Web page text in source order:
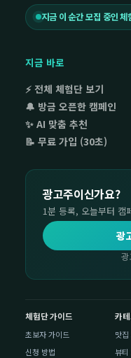
지금 이 순간 모집 중인 체
지금 바로
⚡ 전체 체험단 보기
🔔 방금 오픈한 캠페인
✨ AI 맞춤 추천
📝 무료 가입 (30초)
광고주이신가요?
1분 등록, 오늘부터 캠
광
광
체험단 가이드
초보자 가이드
신청 방법
카
맛
뷰티